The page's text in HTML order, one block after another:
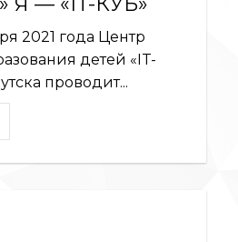
2021 года Центр
детей «IT-
проводит...